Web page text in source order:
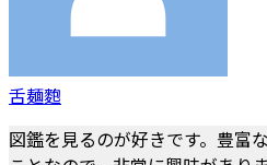
舌麺麭
図鑑を見るのが好きです。豊富